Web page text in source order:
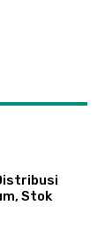
Stok